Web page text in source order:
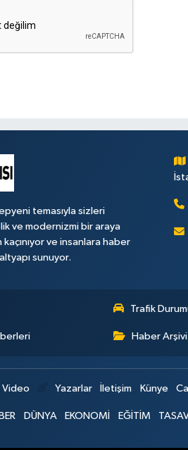
temasıyla sizleri
ve modernizmi bir araya
ve insanlara haber
sunuyor.
Trafik
Haber Arşivi
Video Yazarlar İletişim Künye
DÜNYA EKONOMİ EĞİTİM